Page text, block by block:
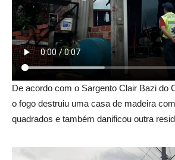
De acordo com o Sargento Clair Bazi do
o fogo destruiu uma casa de madeira
quadrados e também danificou outra